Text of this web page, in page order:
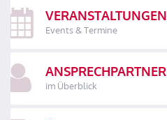
VERANSTALTUNGEN
Events & Termine
ANSPRECHPARTNER
im Überblick